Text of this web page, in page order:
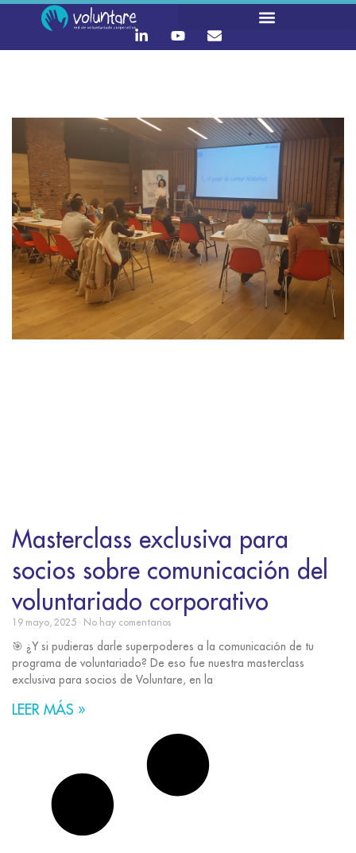
Masterclass exclusiva para
socios sobre comunicación del
voluntariado corporativo
19 mayo, 2025 No hay comentarios
🎯 ¿Y si pudieras darle superpoderes a la comunicación de tu
programa de voluntariado? De eso fue nuestra masterclass
exclusiva para socios de Voluntare, en la
LEER MÁS »